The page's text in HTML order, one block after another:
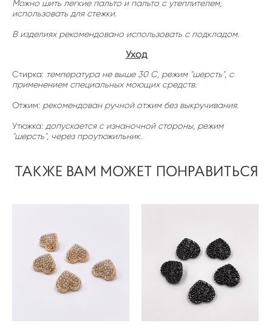
Можно шить легкие пальто и пальто с утеплителем,
использовать для стежки.
В изделиях рекомендовано использовать с подкладом.
Уход
Стирка: температура не выше 30 С, режим "шерсть", с
применением специальных моющих средств.
Отжим: рекомендован ручной отжим без выкручивания.
Утюжка: допускается с изнаночной стороны, режим
"шерсть", через проутюжильник.
ТАКЖЕ ВАМ МОЖЕТ ПОНРАВИТЬСЯ